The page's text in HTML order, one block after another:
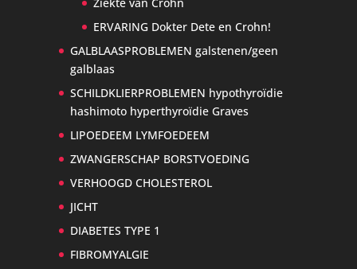
ERVARING Dokter Dete en Crohn!
GALBLAASPROBLEMEN galstenen/geen
galblaas
SCHILDKLIERPROBLEMEN hypothyroïdie
hashimoto hyperthyroïdie Graves
LIPOEDEEM LYMFOEDEEM
ZWANGERSCHAP BORSTVOEDING
VERHOOGD CHOLESTEROL
JICHT
DIABETES TYPE 1
FIBROMYALGIE